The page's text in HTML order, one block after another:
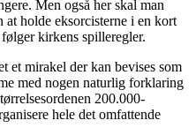
Men også her skal man
holde eksorcisterne i en kort
kirkens spilleregler.
et mirakel der kan bevises som
med nogen naturlig forklaring
200.000-
hele det omfattende